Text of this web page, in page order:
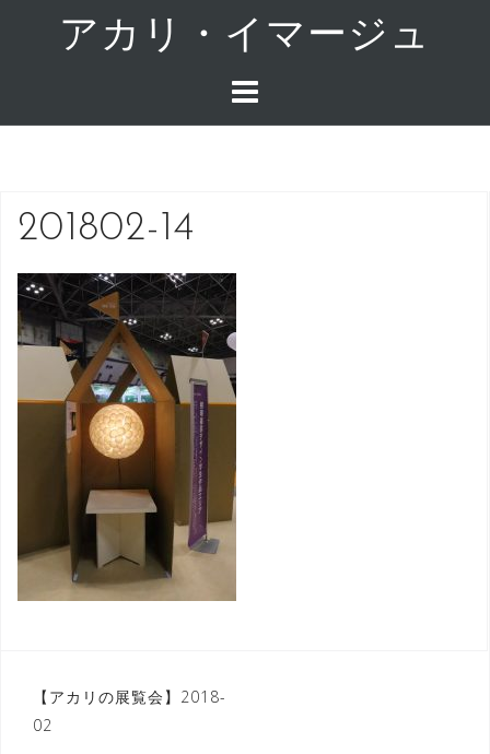
ツ
アカリ・イマージュ
201802-14
投
稿
【アカリの展覧会】2018-
02